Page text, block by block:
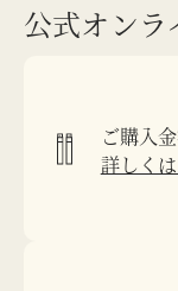
公式オンラ
ご購入
詳しく